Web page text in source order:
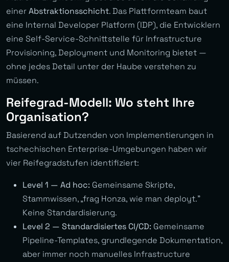
einerAbstraktionsschicht. Das Plattformteam baut
eine Internal Developer Platform (IDP), die Entwicklern
eine Self-Service-Schnittstelle für Infrastructure
Provisioning, Deployment und Monitoring bietet —
ohne jedes Detail unter der Haube verstehen zu
müssen.
Reifegrad-Modell: Wo steht Ihre
Organisation?
Basierend auf Dutzenden von Implementierungen in
tschechischen Enterprise-Umgebungen haben wir
vier Reifegradstufen identifiziert:
Level 1 — Ad hoc: Gemeinsame Skripte,
Stammwissen, „frag Honza, wie man deployt.”
Keine Standardisierung.
Level 2 — Standardisiertes CI/CD: Gemeinsame
Pipeline-Templates, grundlegende Dokumentation,
aber immer noch manuelles Infrastructure